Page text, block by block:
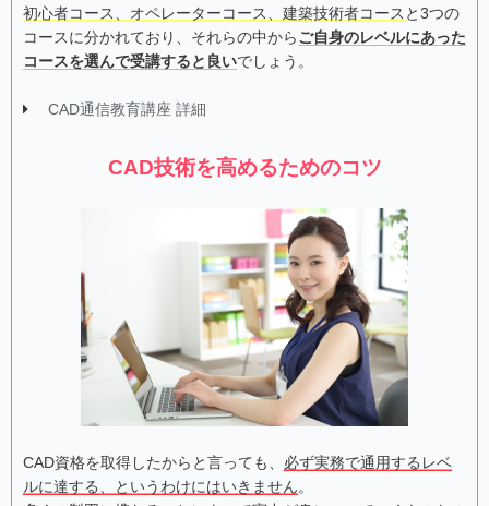
初心者コース、オペレーターコース、建築技術者コース と3つの
コースに分かれており、それらの中からご自身のレベルにあった
コースを選んで受講すると良いでしょう。
CAD通信教育講座 詳細
CAD技術を高めるためのコツ
CAD資格を取得したからと言っても、 必ず実務で通用するレベ
ルに達する、というわけにはいきません。